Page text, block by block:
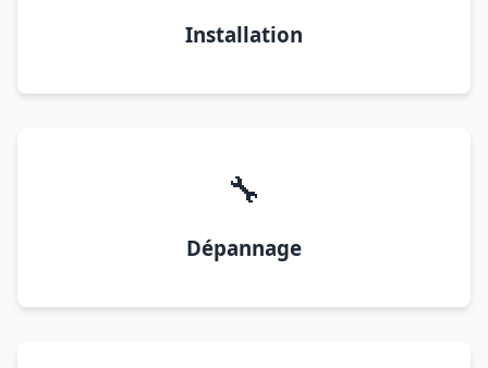
Installation
🔧
Dépannage